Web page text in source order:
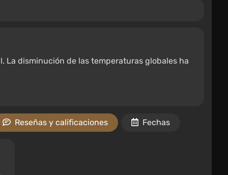
La disminución de las temperaturas globales ha
Reseñas y calificaciones Fechas